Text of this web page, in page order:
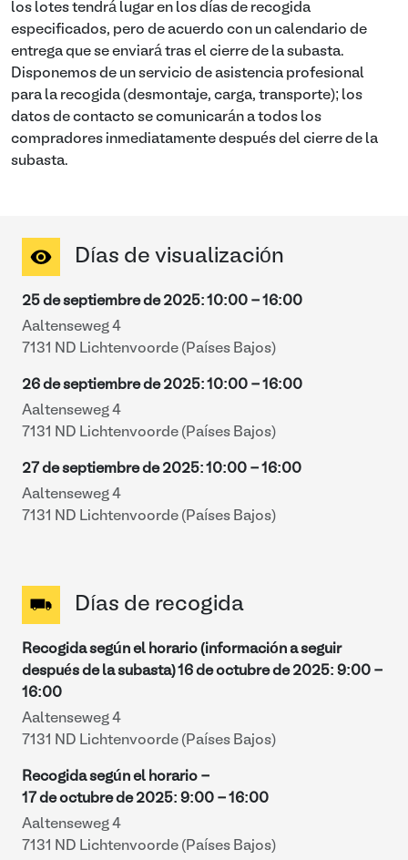
los lotes tendrá lugar en los días de recogida
especificados, pero de acuerdo con un calendario de
entrega que se enviará tras el cierre de la subasta.
Disponemos de un servicio de asistencia profesional
para la recogida (desmontaje, carga, transporte); los
datos de contacto se comunicarán a todos los
compradores inmediatamente después del cierre de la
subasta.
Días de visualización
25 de septiembre de 2025: 10:00 - 16:00
Aaltenseweg 4
7131 ND Lichtenvoorde (Países Bajos)
26 de septiembre de 2025: 10:00 - 16:00
Aaltenseweg 4
7131 ND Lichtenvoorde (Países Bajos)
27 de septiembre de 2025: 10:00 - 16:00
Aaltenseweg 4
7131 ND Lichtenvoorde (Países Bajos)
Días de recogida
Recogida según el horario (información a seguir
después de la subasta)16 de octubre de 2025: 9:00 -
16:00
Aaltenseweg 4
7131 ND Lichtenvoorde (Países Bajos)
Recogida según el horario -
17 de octubre de 2025: 9:00 - 16:00
Aaltenseweg 4
7131 ND Lichtenvoorde (Países Bajos)